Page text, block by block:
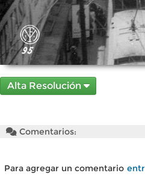
Alta Resolución
Comentarios:
Para agregar un comentario